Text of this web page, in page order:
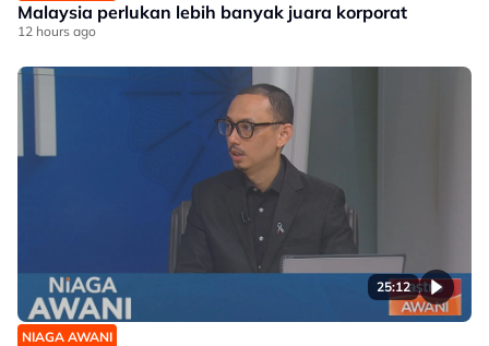
Malaysia perlukan lebih banyak juara korporat
12 hours ago
25:12
NIAGA AWANI